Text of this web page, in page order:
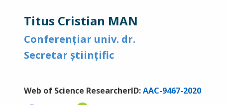
Titus Cristian MAN
Conferenţiar univ. dr.
Secretar ştiinţific
Web of Science ResearcherID:AAC-9467-2020